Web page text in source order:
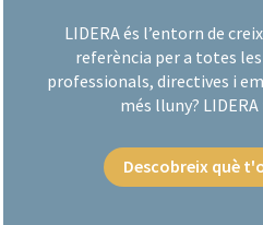
LIDERA és l’entorn de
referència per a totes
professionals, directives i
més lluny?
Descobreix què